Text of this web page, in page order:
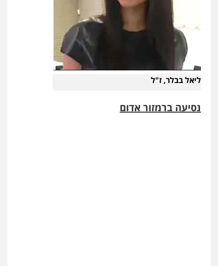
ליאל בבלר, ז"ל
נסיעה ברמזור אדום